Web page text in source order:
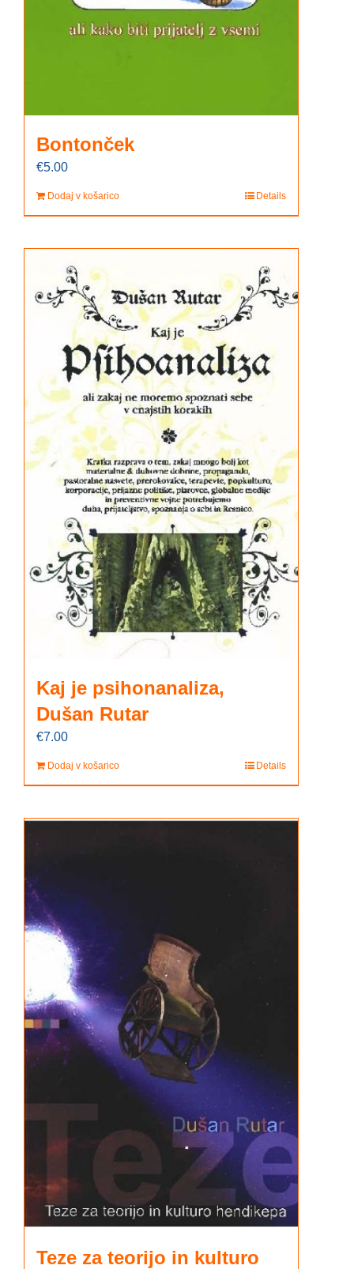
Bontonček
€5.00
Dodaj v košarico Details
Kaj je psihonanaliza,
Dušan Rutar
€7.00
Dodaj v košarico Details
Teze za teorijo in kulturo